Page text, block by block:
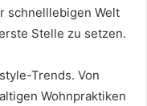
schnelllebigen Welt
Stelle zu setzen.
Trends. Von
Wohnpraktiken